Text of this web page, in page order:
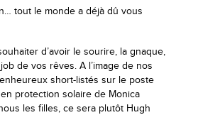
tout le monde a déjà dû vous
d’avoir le sourire, la gnaque,
de vos rêves. A l’image de nos
short-listés sur le poste
protection solaire de Monica
les filles, ce sera plutôt Hugh